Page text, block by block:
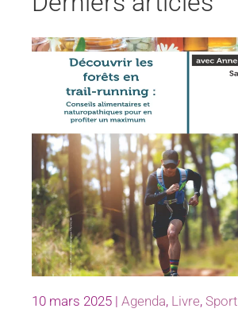
10 mars 2025 | Agenda, Livre, Sport